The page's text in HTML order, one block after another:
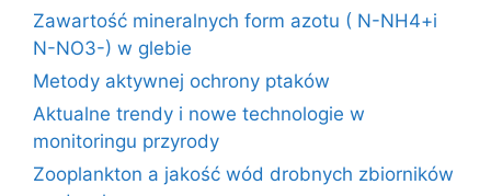
Zawartość mineralnych form azotu ( N-NH4+i
N-NO3-) w glebie
Metody aktywnej ochrony ptaków
Aktualne trendy i nowe technologie w
monitoringu przyrody
Zooplankton a jakość wód drobnych zbiorników